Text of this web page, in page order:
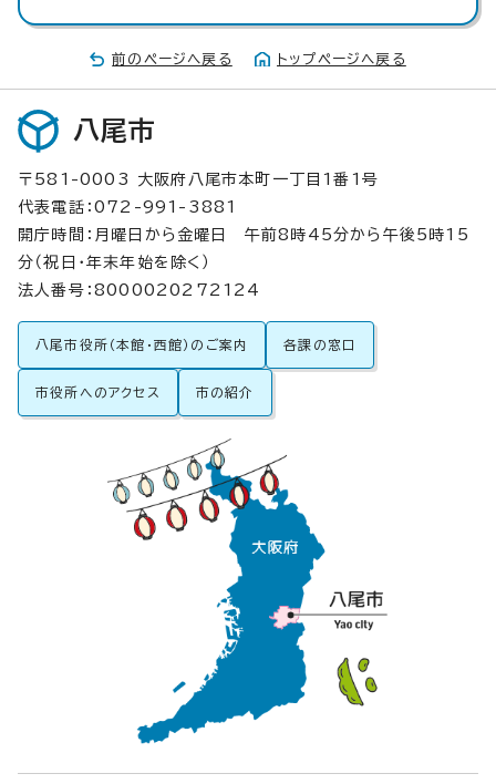
前のページへ戻る トップページへ戻る
八尾市
〒581-0003 大阪府八尾市本町一丁目1番1号
代表電話：072-991-3881
開庁時間：月曜日から金曜日 午前8時45分から午後5時15
分（祝日・年末年始を除く）
法人番号：8000020272124
八尾市役所（本館・西館）のご案内 各課の窓口
市役所へのアクセス 市の紹介